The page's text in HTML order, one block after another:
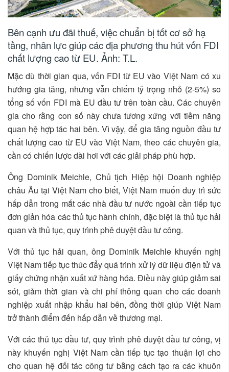
Bên cạnh ưu đãi thuế, việc chuẩn bị tốt cơ sở hạ
tầng, nhân lực giúp các địa phương thu hút vốn FDI
chất lượng cao từ EU. Ảnh: T.L.
Mặc dù thời gian qua, vốn FDI từ EU vào Việt Nam có xu
hướng gia tăng, nhưng vẫn chiếm tỷ trọng nhỏ (2-5%) so
tổng số vốn FDI mà EU đầu tư trên toàn cầu. Các chuyên
gia cho rằng con số này chưa tương xứng với tiềm năng
quan hệ hợp tác hai bên. Vì vậy, để gia tăng nguồn đầu tư
chất lượng cao từ EU vào Việt Nam, theo các chuyên gia,
cần có chiến lược dài hơi với các giải pháp phù hợp.
Ông Dominik Meichle, Chủ tịch Hiệp hội Doanh nghiệp
châu Âu tại Việt Nam cho biết, Việt Nam muốn duy trì sức
hấp dẫn trong mắt các nhà đầu tư nước ngoài cần tiếp tục
đơn giản hóa các thủ tục hành chính, đặc biệt là thủ tục hải
quan và thủ tục, quy trình phê duyệt đầu tư công.
Với thủ tục hải quan, ông Dominik Meichle khuyến nghị
Việt Nam tiếp tục thúc đẩy quá trình xử lý dữ liệu điện tử và
giấy chứng nhận xuất xứ hàng hóa. Điều này giúp giảm sai
sót, giảm thời gian và chi phí thông quan cho các doanh
nghiệp xuất nhập khẩu hai bên, đồng thời giúp Việt Nam
trở thành điểm đến hấp dẫn về thương mại.
Với các thủ tục đầu tư, quy trình phê duyệt đầu tư công, vị
này khuyến nghị Việt Nam cần tiếp tục tạo thuận lợi cho
cho quan hệ đối tác công tư bằng cách tạo ra các khuôn